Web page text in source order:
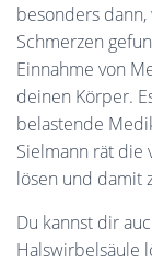
besonders
Schmerzen
Einnahme von
deinen Körper.
belastende
Sielmann rät die
lösen und damit
Du kannst dir
Halswirbelsäule